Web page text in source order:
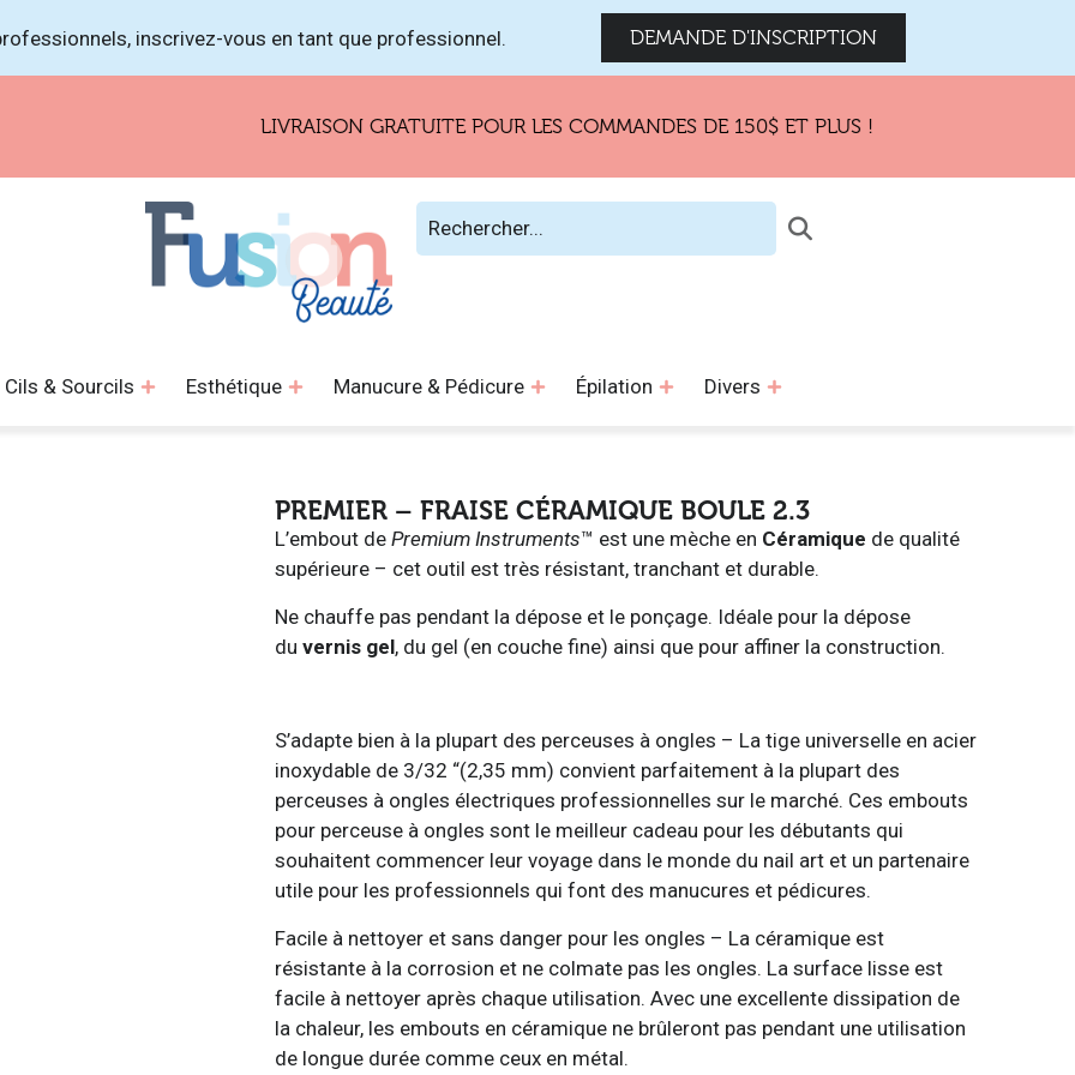
inscrivez-vous en tant que professionnel. DEMANDE D'INSCRIPTION
LIVRAISON GRATUITE POUR LES COMMANDES DE 150$ ET PLUS !
Cils & Sourcils Esthétique Manucure & Pédicure Épilation Divers
PREMIER – FRAISE CÉRAMIQUE BOULE 2.3
L’embout de Premium Instruments™ est une mèche en Céramique de qualité
supérieure – cet outil est très résistant, tranchant et durable.
Ne chauffe pas pendant la dépose et le ponçage. Idéale pour la dépose
du vernis gel, du gel (en couche fine) ainsi que pour affiner la construction.
S’adapte bien à la plupart des perceuses à ongles – La tige universelle en acier
inoxydable de 3/32 “(2,35 mm) convient parfaitement à la plupart des
perceuses à ongles électriques professionnelles sur le marché. Ces embouts
pour perceuse à ongles sont le meilleur cadeau pour les débutants qui
souhaitent commencer leur voyage dans le monde du nail art et un partenaire
utile pour les professionnels qui font des manucures et pédicures.
Facile à nettoyer et sans danger pour les ongles – La céramique est
résistante à la corrosion et ne colmate pas les ongles. La surface lisse est
facile à nettoyer après chaque utilisation. Avec une excellente dissipation de
la chaleur, les embouts en céramique ne brûleront pas pendant une utilisation
de longue durée comme ceux en métal.